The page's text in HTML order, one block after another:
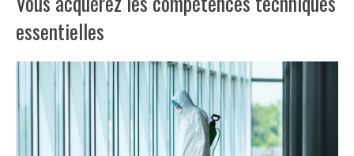
essentielles